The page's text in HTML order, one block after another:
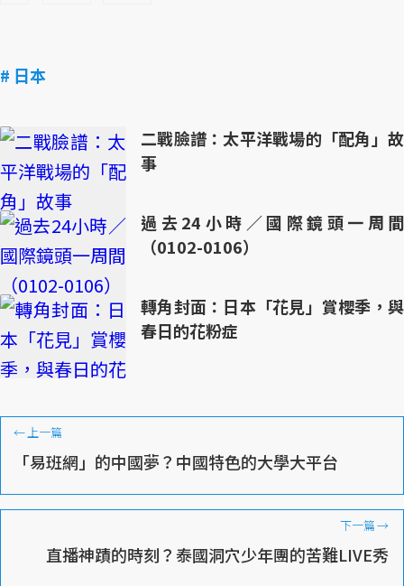
# 日本
二戰臉譜：太平洋戰場的「配角」故
事
過去24小時／國際鏡頭一周間
（0102-0106）
轉角封面：日本「花見」賞櫻季，與
春日的花粉症
←上一篇
「易班網」的中國夢？中國特色的大學大平台
下一篇→
直播神蹟的時刻？泰國洞穴少年團的苦難LIVE秀